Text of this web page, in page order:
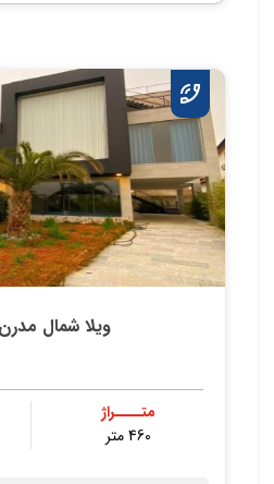
ویلا شمال
متــــراژ
460 متر